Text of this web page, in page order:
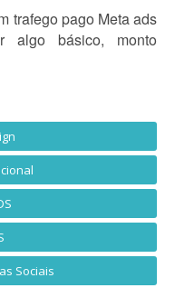
trafego pago Meta ads
algo básico, monto
Sociais